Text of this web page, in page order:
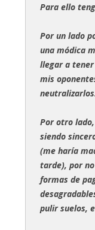
Para ello
Por un lado
una módica
llegar a
mis
Por otro
siendo
(me haría
tarde), por
formas de
pulir suelos,